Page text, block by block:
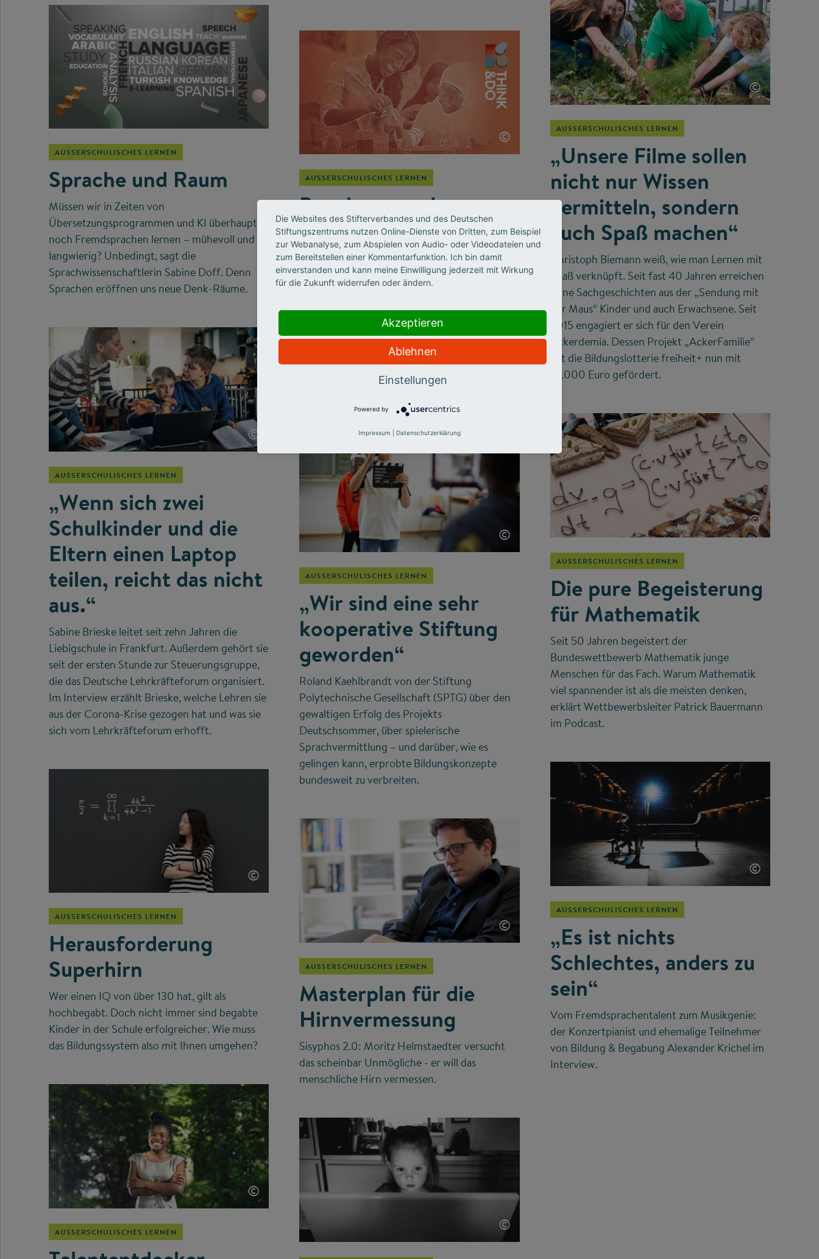
AUSSERSCHULISCHES LERNEN
Sprache und Raum
Müssen wir in Zeiten von
Übersetzungsprogrammen und KI überhaupt
noch Fremdsprachen lernen – mühevoll und
langwierig? Unbedingt, sagt die
Sprachwissenschaftlerin Sabine Doff. Denn
Sprachen eröffnen uns neue Denk-Räume.
©
AUSSERSCHULISCHES LERNEN
Begabung und
Zuwanderung
Kinder und Jugendliche mit einer
Zuwanderungsgeschichte haben nicht die
gleichen Chancen, ihre Begabungen zu
entfalten. Oft hemmen sie sprachliche
Hürden, kulturelle Unterschiede oder auch ein
ungeklärter Aufenthaltsstatus. Aber an einem
fehlt es ganz besonders, erzählt die
Bildungsexpertin Ulrike Leikhof im Think&Do-
©
AUSSERSCHULISCHES LERNEN
„Unsere Filme sollen
nicht nur Wissen
vermitteln, sondern
auch Spaß machen“
Christoph Biemann weiß, wie man Lernen mit
Spaß verknüpft. Seit fast 40 Jahren erreichen
seine Sachgeschichten aus der „Sendung mit
der Maus“ Kinder und auch Erwachsene. Seit
2015 engagiert er sich für den Verein
Ackerdemia. Dessen Projekt „AckerFamilie“
hat die Bildungslotterie freiheit+ nun mit
10.000 Euro gefördert.
©
AUSSERSCHULISCHES LERNEN
„Wenn sich zwei
Schulkinder und die
Eltern einen Laptop
teilen, reicht das nicht
aus.“
Sabine Brieske leitet seit zehn Jahren die
Liebigschule in Frankfurt. Außerdem gehört sie
seit der ersten Stunde zur Steuerungsgruppe,
die das Deutsche Lehrkräfteforum organisiert.
Im Interview erzählt Brieske, welche Lehren sie
aus der Corona-Krise gezogen hat und was sie
sich vom Lehrkräfteforum erhofft.
©
AUSSERSCHULISCHES LERNEN
„Wir sind eine sehr
kooperative Stiftung
geworden“
Roland Kaehlbrandt von der Stiftung
Polytechnische Gesellschaft (SPTG) über den
gewaltigen Erfolg des Projekts
Deutschsommer, über spielerische
Sprachvermittlung – und darüber, wie es
gelingen kann, erprobte Bildungskonzepte
bundesweit zu verbreiten.
©
AUSSERSCHULISCHES LERNEN
Die pure Begeisterung
für Mathematik
Seit 50 Jahren begeistert der
Bundeswettbewerb Mathematik junge
Menschen für das Fach. Warum Mathematik
viel spannender ist als die meisten denken,
erklärt Wettbewerbsleiter Patrick Bauermann
im Podcast.
©
AUSSERSCHULISCHES LERNEN
Herausforderung
Superhirn
Wer einen IQ von über 130 hat, gilt als
hochbegabt. Doch nicht immer sind begabte
Kinder in der Schule erfolgreicher. Wie muss
das Bildungssystem also mit Ihnen umgehen?
©
AUSSERSCHULISCHES LERNEN
Masterplan für die
Hirnvermessung
Sisyphos 2.0: Moritz Helmstaedter versucht
das scheinbar Unmögliche - er will das
menschliche Hirn vermessen.
©
AUSSERSCHULISCHES LERNEN
„Es ist nichts
Schlechtes, anders zu
sein“
Vom Fremdsprachentalent zum Musikgenie:
der Konzertpianist und ehemalige Teilnehmer
von Bildung & Begabung Alexander Krichel im
Interview.
©
AUSSERSCHULISCHES LERNEN ©
Die Websites des Stifterverbandes und des Deutschen
Stiftungszentrums nutzen Online-Dienste von Dritten, zum Beispiel
zur Webanalyse, zum Abspielen von Audio- oder Videodateien und
zum Bereitstellen einer Kommentarfunktion. Ich bin damit
einverstanden und kann meine Einwilligung jederzeit mit Wirkung
für die Zukunft widerrufen oder ändern.
Akzeptieren
Ablehnen
Einstellungen
Powered by
Impressum Datenschutzerklärung